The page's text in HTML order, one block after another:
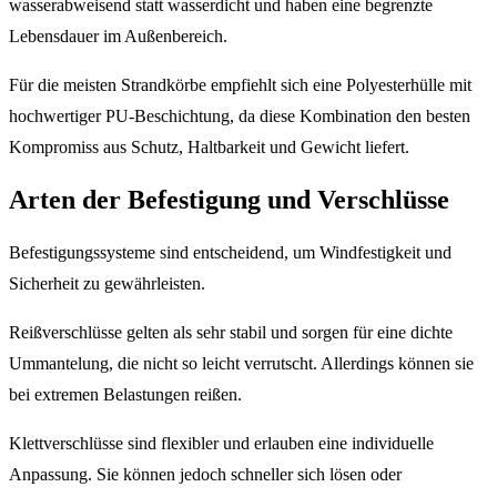
wasserabweisend statt wasserdicht und haben eine begrenzte
Lebensdauer im Außenbereich.
Für die meisten Strandkörbe empfiehlt sich eine Polyesterhülle mit
hochwertiger PU-Beschichtung, da diese Kombination den besten
Kompromiss aus Schutz, Haltbarkeit und Gewicht liefert.
Arten der Befestigung und Verschlüsse
Befestigungssysteme sind entscheidend, um Windfestigkeit und
Sicherheit zu gewährleisten.
Reißverschlüsse gelten als sehr stabil und sorgen für eine dichte
Ummantelung, die nicht so leicht verrutscht. Allerdings können sie
bei extremen Belastungen reißen.
Klettverschlüsse sind flexibler und erlauben eine individuelle
Anpassung. Sie können jedoch schneller sich lösen oder